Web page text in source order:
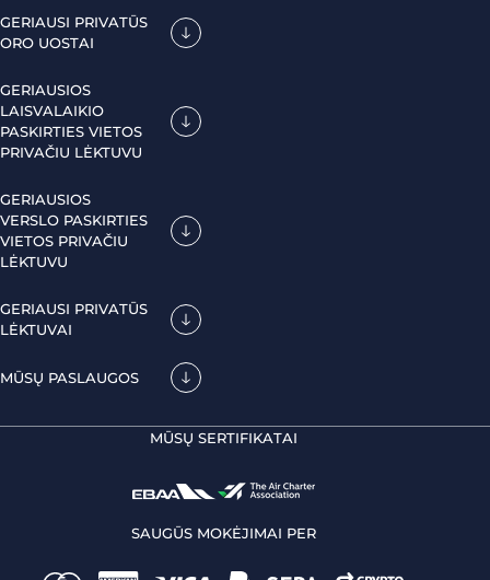
GERIAUSI PRIVATŪS
ORO UOSTAI
GERIAUSIOS
LAISVALAIKIO
PASKIRTIES VIETOS
PRIVAČIU LĖKTUVU
GERIAUSIOS
VERSLO PASKIRTIES
VIETOS PRIVAČIU
LĖKTUVU
GERIAUSI PRIVATŪS
LĖKTUVAI
MŪSŲ PASLAUGOS
MŪSŲ SERTIFIKATAI
SAUGŪS MOKĖJIMAI PER